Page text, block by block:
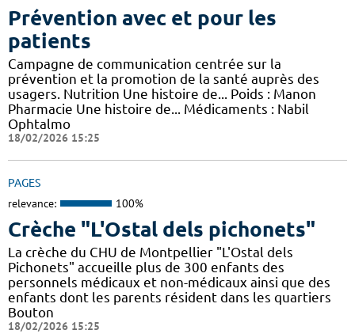
Prévention avec et pour les
patients
Campagne de communication centrée sur la
prévention et la promotion de la santé auprès des
usagers. Nutrition Une histoire de... Poids : Manon
Pharmacie Une histoire de... Médicaments : Nabil
Ophtalmo
18/02/2026 15:25
PAGES
relevance: 100%
Crèche "L'Ostal dels pichonets"
La crèche du CHU de Montpellier "L'Ostal dels
Pichonets" accueille plus de 300 enfants des
personnels médicaux et non-médicaux ainsi que des
enfants dont les parents résident dans les quartiers
Bouton
18/02/2026 15:25